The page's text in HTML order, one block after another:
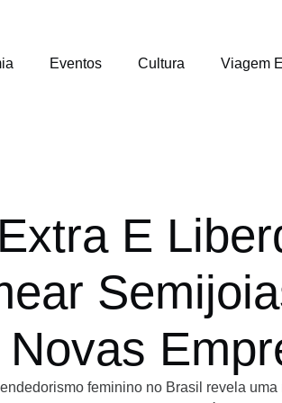
Eventos Cultura Viagem
E
feminino no Brasil revela